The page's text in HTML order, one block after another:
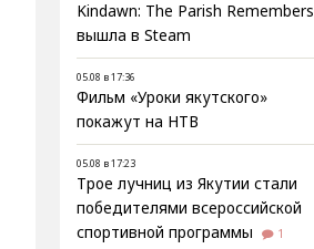
Kindawn: The Parish Remembers
вышла в Steam
05.08 в 17:36
Фильм «Уроки якутского»
покажут на НТВ
05.08 в 17:23
Трое лучниц из Якутии стали
победителями всероссийской
спортивной программы
1